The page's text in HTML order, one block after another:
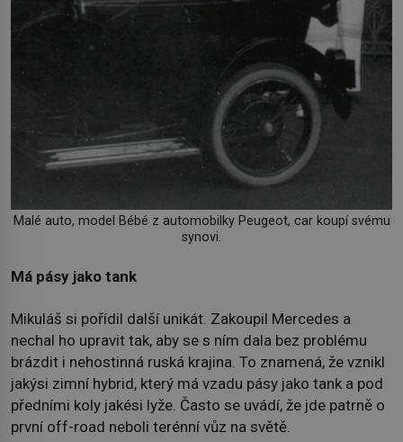
Malé auto, model Bébé z automobilky Peugeot, car koupí svému
synovi.
Má pásy jako tank
Mikuláš si pořídil další unikát. Zakoupil Mercedes a
nechal ho upravit tak, aby se s ním dala bez problému
brázdit i nehostinná ruská krajina. To znamená, že vznikl
jakýsi zimní hybrid, který má vzadu pásy jako tank a pod
předními koly jakési lyže. Často se uvádí, že jde patrně o
první off-road neboli terénní vůz na světě.